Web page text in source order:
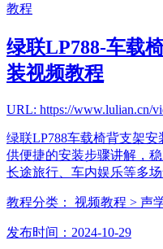
教程
绿联LP788-车载
装视频教程
URL: https://www.lulian.cn/
绿联LP788车载椅背支架
供便捷的安装步骤讲解，
长途旅行、车内娱乐等多场
教程分类： 视频教程 > 声
发布时间：2024-10-29